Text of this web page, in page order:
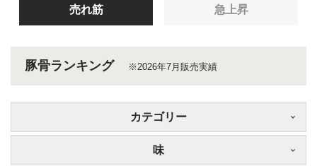
売れ筋 急上昇
豚骨ランキング ※2026年7月販売実績
カテゴリー
味